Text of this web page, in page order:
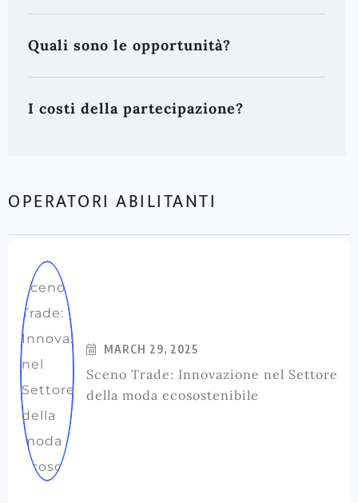
Quali sono le opportunità?
I costi della partecipazione?
OPERATORI ABILITANTI
MARCH 29, 2025
Sceno Trade: Innovazione nel Settore
della moda ecosostenibile